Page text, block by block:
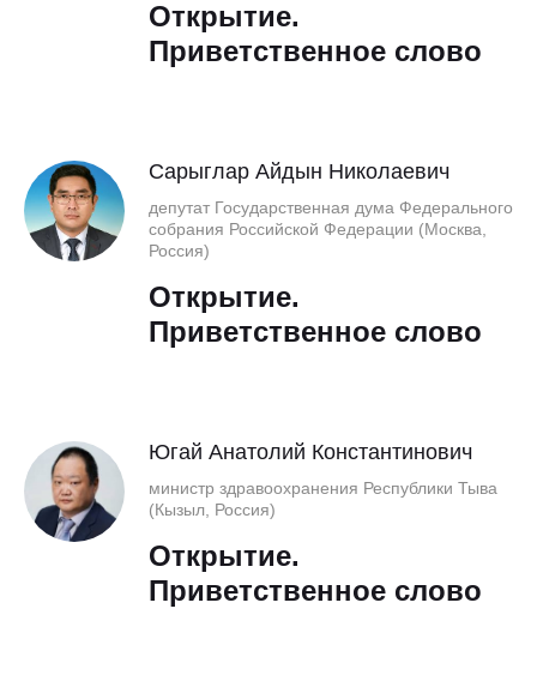
Открытие.
Приветственное слово
Сарыглар Айдын Николаевич
депутат Государственная дума Федерального
собрания Российской Федерации (Москва,
Россия)
Открытие.
Приветственное слово
Югай Анатолий Константинович
министр здравоохранения Республики Тыва
(Кызыл, Россия)
Открытие.
Приветственное слово